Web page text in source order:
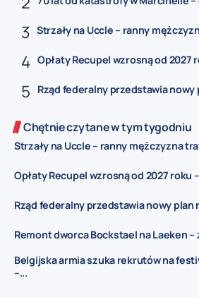
Strzały na Uccle – ranny
Opłaty Recupel wzrosną od 2027
Rząd federalny przedstawia nowy
Chętnie czytane w tym tygodniu
Strzały na Uccle – ranny mężczyzna
Opłaty Recupel wzrosną od 2027 roku
Rząd federalny przedstawia nowy plan
Remont dworca Bockstael na Laeken –
Belgijska armia szuka rekrutów na
–...